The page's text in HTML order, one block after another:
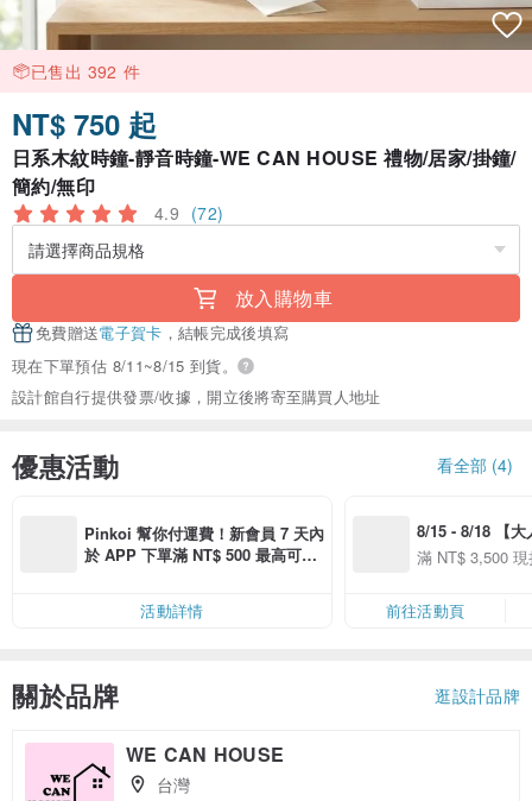
已售出 392 件
NT$ 750 起
日系木紋時鐘-靜音時鐘-WE CAN HOUSE 禮物/居家/掛鐘/
簡約/無印
4.9 (72)
放入購物車
免費贈送電子賀卡 ，結帳完成後填寫
現在下單預估 8/11~8/15 到貨。
設計館自行提供發票/收據，開立後將寄至購買人地址
優惠活動 看全部 (4)
Pinkoi 幫你付運費！新會員 7 天內
於 APP 下單滿 NT$ 500 最高可折
活動詳情
8/15 - 8/18 【大
季】滿
滿 NT$ 3,500
前往活動頁
關於品牌 逛設計品牌
WE CAN HOUSE
台灣